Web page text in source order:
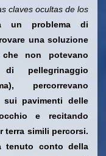
claves ocultas de los
un problema di
una soluzione
che non potevano
pellegrinaggio
percorrevano
sui pavimenti delle
e recitando
terra simili percorsi.
tenuto conto della